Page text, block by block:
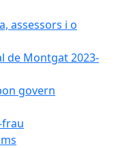
assessors i o
de Montgat 2023-
govern
frau